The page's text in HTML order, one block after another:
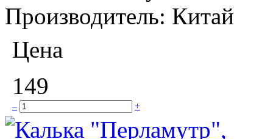
Производитель: Китай
Цена
149
– +